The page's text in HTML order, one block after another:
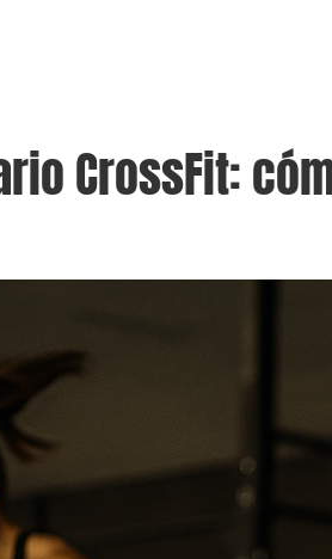
CrossFit: